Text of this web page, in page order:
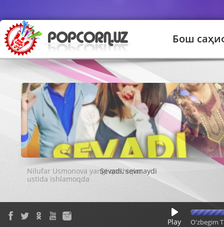
Бош
Sevadi, sevmaydi
Play O'zbegim